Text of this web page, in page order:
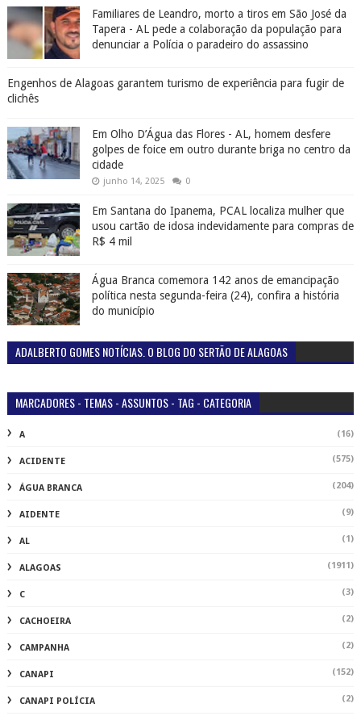
Familiares de Leandro, morto a tiros em São José da
Tapera - AL pede a colaboração da população para
denunciar a Polícia o paradeiro do assassino
Engenhos de Alagoas garantem turismo de experiência para fugir de
clichês
Em Olho D’Água das Flores - AL, homem desfere
golpes de foice em outro durante briga no centro da
cidade
junho 14, 2025 0
Em Santana do Ipanema, PCAL localiza mulher que
usou cartão de idosa indevidamente para compras de
R$ 4 mil
Água Branca comemora 142 anos de emancipação
política nesta segunda-feira (24), confira a história
do município
ADALBERTO GOMES NOTÍCIAS. O BLOG DO SERTÃO DE ALAGOAS
MARCADORES - TEMAS - ASSUNTOS - TAG - CATEGORIA
A (16)
ACIDENTE (575)
ÁGUA BRANCA (204)
AIDENTE (9)
AL (1)
ALAGOAS (1911)
C (3)
CACHOEIRA (2)
CAMPANHA (2)
CANAPI (152)
CANAPI POLÍCIA (2)